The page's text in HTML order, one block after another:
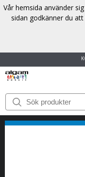
START
Vår hemsida använder
sidan godkänner du